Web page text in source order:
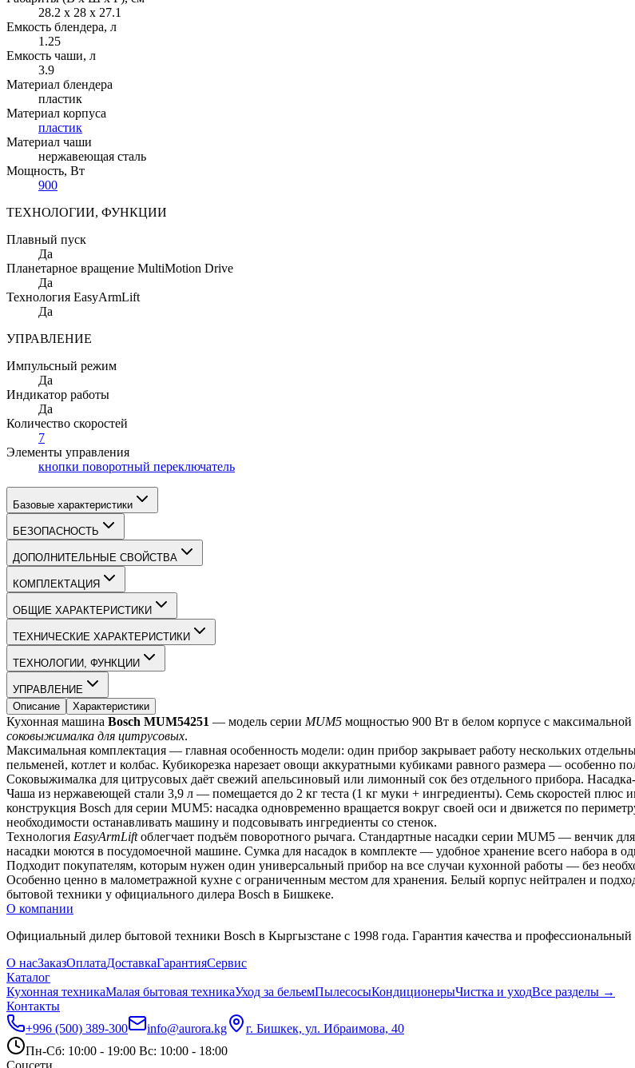
28.2 х 28 х 27.1
Емкость блендера, л
1.25
Емкость чаши, л
3.9
Материал блендера
пластик
Материал корпуса
пластик
Материал чаши
нержавеющая сталь
Мощность, Вт
900
ТЕХНОЛОГИИ, ФУНКЦИИ
Плавный пуск
Да
Планетарное вращение MultiMotion Drive
Да
Технология EasyArmLift
Да
УПРАВЛЕНИЕ
Импульсный режим
Да
Индикатор работы
Да
Количество скоростей
7
Элементы управления
кнопки поворотный переключатель
Базовые характеристики
БЕЗОПАСНОСТЬ
ДОПОЛНИТЕЛЬНЫЕ СВОЙСТВА
КОМПЛЕКТАЦИЯ
ОБЩИЕ ХАРАКТЕРИСТИКИ
ТЕХНИЧЕСКИЕ ХАРАКТЕРИСТИКИ
ТЕХНОЛОГИИ, ФУНКЦИИ
УПРАВЛЕНИЕ
Описание
Характеристики
Кухонная машина Bosch MUM54251 — модель серии MUM5 мощностью 900 Вт в белом корпусе с максимальной
соковыжималка для цитрусовых.
Максимальная комплектация — главная особенность модели: один прибор закрывает работу нескольких
пельменей, котлет и колбас. Кубикорезка нарезает овощи аккуратными кубиками равного размера — особенно
Соковыжималка для цитрусовых даёт свежий апельсиновый или лимонный сок без отдельного прибора.
Чаша из нержавеющей стали 3,9 л — помещается до 2 кг теста (1 кг муки + ингредиенты). Семь скоростей плюс
конструкция Bosch для серии MUM5: насадка одновременно вращается вокруг своей оси и движется по
необходимости останавливать машину и подсовывать ингредиенты со стенок.
Технология EasyArmLift облегчает подъём поворотного рычага. Стандартные насадки серии MUM5 — венчик
насадки моются в посудомоечной машине. Сумка для насадок в комплекте — удобное хранение всего набора в
Подходит покупателям, которым нужен один универсальный прибор на все случаи кухонной работы — без
Особенно ценно в малометражной кухне с ограниченным местом для хранения. Белый корпус нейтрален и
бытовой техники у официального дилера Bosch в Бишкеке.
О компании
Официальный дилер бытовой техники Bosch в Кыргызстане с 1998 года. Гарантия качества и профессиональный
О насЗаказОплатаДоставкаГарантияСервис
Каталог
Кухонная техникаМалая бытовая техникаУход за бельемПылесосыКондиционерыЧистка и уходВсе разделы →
Контакты
+996 (500) 389-300
info@aurora.kg
г. Бишкек, ул. Ибраимова, 40
Пн-Сб: 10:00 - 19:00 Вс: 10:00 - 18:00
Соцсети